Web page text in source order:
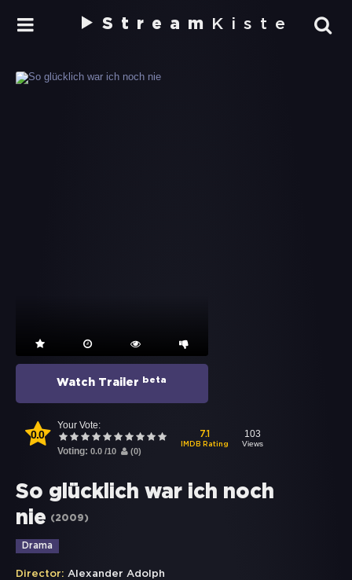
Stream Kiste
Watch Trailer beta
0.0
Your Vote:
Voting: 0.0 /10 (0)
7.1
IMDB Rating
103
Views
So glücklich war ich noch
nie
(2009)
Drama
Director: Alexander Adolph